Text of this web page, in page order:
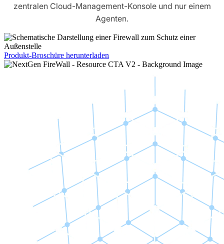
zentralen Cloud-Management-Konsole und nur einem
Agenten.
Produkt-Broschüre herunterladen